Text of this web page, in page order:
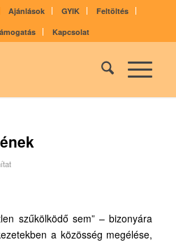
Ajánlások GYIK
Feltöltés
Kapcsolat
szűkölködő sem” – bizonyára
a közösség megélése,